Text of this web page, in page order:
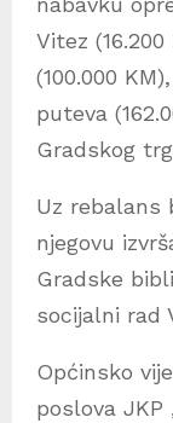
Vitez
(100.000
puteva
Gradskog
Uz rebalans
njegovu
Gradske
socijalni rad
Općinsko
poslova JKP